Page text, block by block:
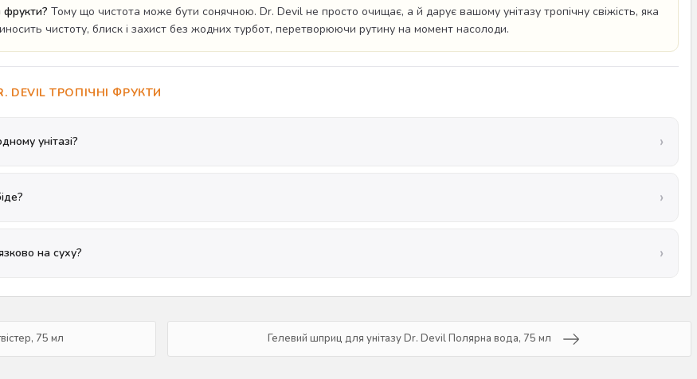
фрукти? Тому що чистота може бути сонячною. Dr. Devil не просто очищає, а й дарує вашому унітазу тропічну свіжість, яка
чистоту, блиск і захист без жодних турбот, перетворюючи рутину на момент насолоди.
ТРОПІЧНІ ФРУКТИ
унітазі?
на суху?
75 мл Гелевий шприц для унітазу Dr. Devil Полярна вода, 75 мл